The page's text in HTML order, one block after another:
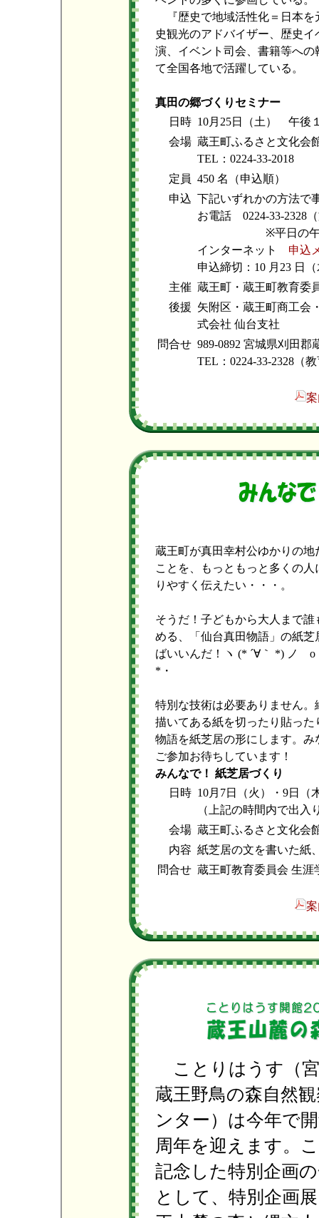
『歴史で地域活性化＝日本を
史観光のアドバイザー、歴史
演、イベント司会、書籍等へ
て全国各地で活躍している。
真田の郷づくりセミナー
日時 10月25日（土） 午後
会場 蔵王町ふるさと文化
TEL：0224-33-2018
定員 450 名（申込順）
申込 下記いずれかの方法で
お電話 0224-33-2328
※平日の午前９
インターネット 申込
申込締切：10 月23 日
主催 蔵王町・蔵王町教育委
後援 矢附区・蔵王町商工会
式会社 仙台支社
問合せ 989-0892 宮城県刈田郡
TEL：0224-33-2328（
蔵王町が真田幸村公ゆかりの地
ことを、もっともっと多くの人
りやすく伝えたい・・・。
そうだ！子どもから大人まで誰
める、「仙台真田物語」の紙芝
ばいいんだ！ヽ (* ´∀｀ *) ノ o
*・
特別な技術は必要ありません。
描いてある紙を切ったり貼った
物語を紙芝居の形にします。み
ご参加お待ちしています！
みんなで！ 紙芝居づくり
日時 10月7日（火）・9日
（上記の時間内で出入
会場 蔵王町ふるさと文化会
内容 紙芝居の文を書いた紙
問合せ 蔵王町教育委員会 生
ことりはうす（
蔵王野鳥の森自然
ンター）は今年で
周年を迎えます。
記念した特別企画
として、特別企画